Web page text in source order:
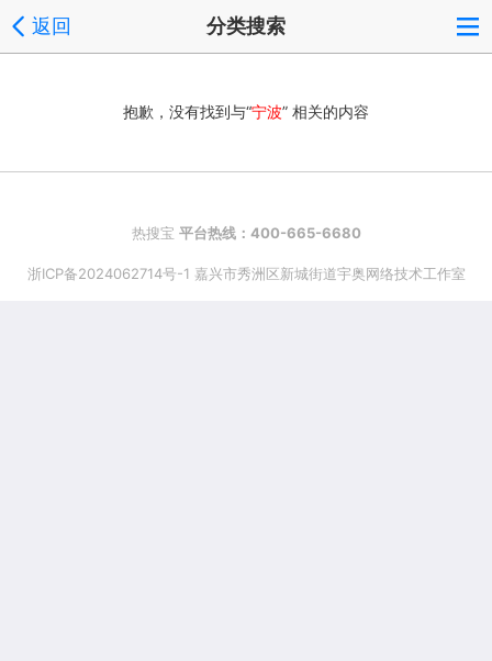
返回 分类搜索
抱歉，没有找到与“宁波” 相关的内容
热搜宝 平台热线：400-665-6680
浙ICP备2024062714号-1 嘉兴市秀洲区新城街道宇奥网络技术工作室